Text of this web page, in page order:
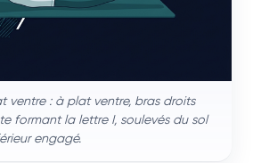
ventre : à plat ventre, bras droits
formant la lettre I, soulevés du sol
engagé.